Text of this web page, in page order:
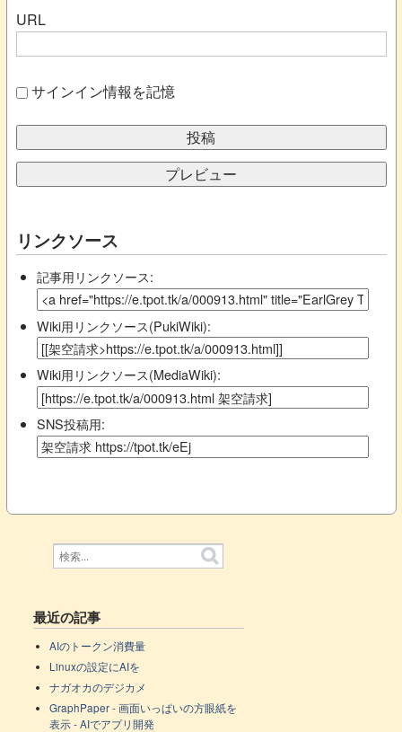
URL
サインイン情報を記憶
リンクソース
記事用リンクソース:
Wiki用リンクソース(PukiWiki):
Wiki用リンクソース(MediaWiki):
SNS投稿用:
最近の記事
AIのトークン消費量
Linuxの設定にAIを
ナガオカのデジカメ
GraphPaper - 画面いっぱいの方眼紙を
表示 - AIでアプリ開発